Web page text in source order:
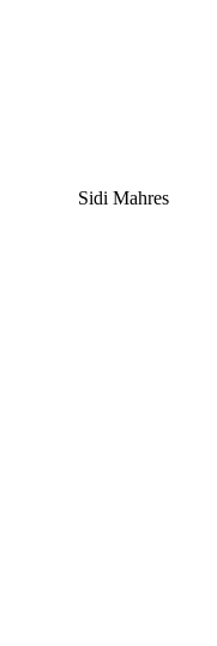
Sidi Mahres